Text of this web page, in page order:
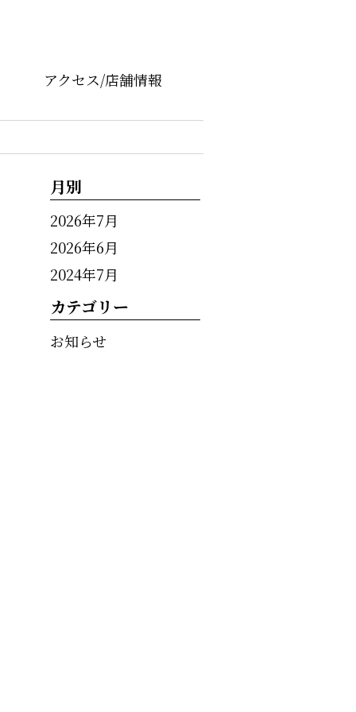
アクセス/店舗情報
月別
2026年7月
2026年6月
2024年7月
カテゴリー
お知らせ